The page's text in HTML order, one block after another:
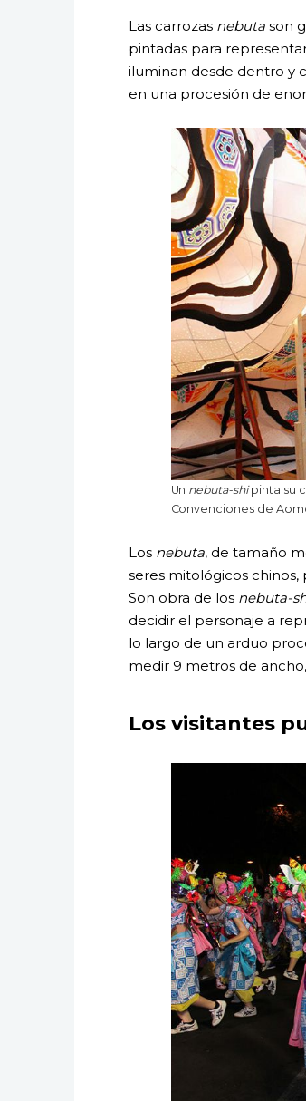
Las carrozas nebutason
pintadas para
iluminan desde dentro y
en una procesión de
Un nebuta-shipinta su
Convenciones de
Los nebuta, de tamaño
seres mitológicos chinos,
Son obra de los nebuta-
decidir el personaje a
lo largo de un arduo
medir 9 metros de
Los visitantes